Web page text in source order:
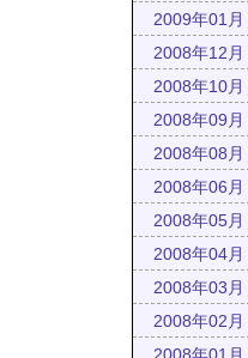
2009年01月
2008年12月
2008年10月
2008年09月
2008年08月
2008年06月
2008年05月
2008年04月
2008年03月
2008年02月